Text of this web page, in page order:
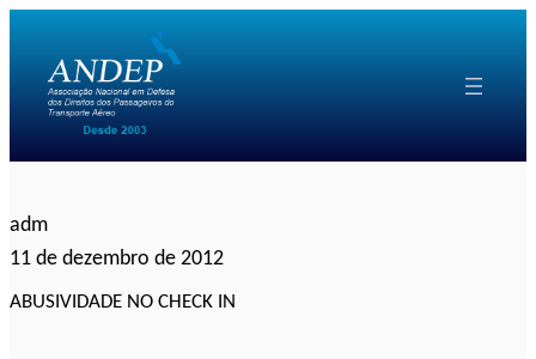
conteúdo
adm
11 de dezembro de 2012
ABUSIVIDADE NO CHECK IN